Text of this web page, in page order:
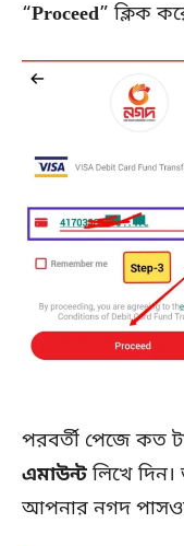
“Proceed” ক্লিক
পরবর্তী পেজে কত
এমাউন্টলিখে
আপনার নগদ